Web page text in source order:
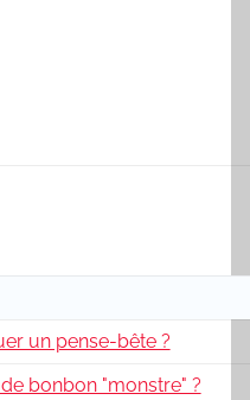
un pense-bête ?
bonbon "monstre" ?